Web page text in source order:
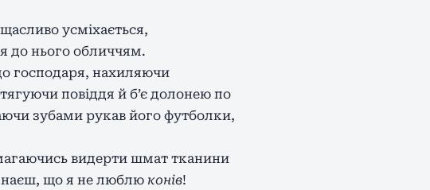
усміхається,
до нього обличчям.
господаря, нахиляючи
повіддя й б’є долонею по
зубами рукав його футболки,
видерти шмат тканини
що я не люблю конів!